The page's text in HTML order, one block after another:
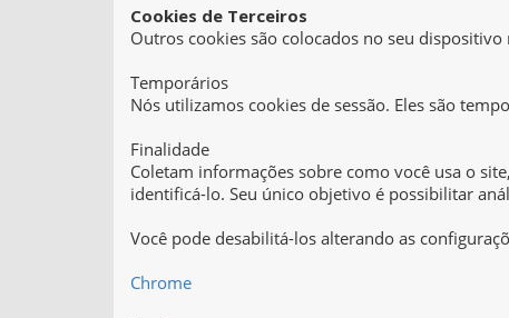
Cookies de Terceiros
Outros cookies são colocados no seu
Temporários
Nós utilizamos cookies de sessão. Eles são
Finalidade
Coletam informações sobre como você usa o
identificá-lo. Seu único objetivo é possibilitar
Você pode desabilitá-los alterando as
Chrome